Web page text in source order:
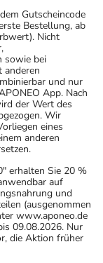
Gutscheincode
Bestellung, ab
Nicht
sowie bei
anderen
und nur
App. Nach
der Wert des
Wir
eines
anderen
erhalten Sie 20 %
auf
und
(ausgenommen
www.aponeo.de
09.08.2026. Nur
die Aktion früher